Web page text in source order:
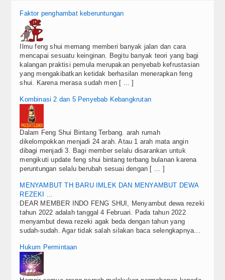
Faktor penghambat keberuntungan
Ilmu feng shui memang memberi banyak jalan dan cara
mencapai sesuatu keinginan. Begitu banyak teori yang bagi
kalangan praktisi pemula merupakan penyebab kefrustasian
yang mengakibatkan ketidak berhasilan menerapkan feng
shui. Karena merasa sudah men [ ... ]
Kombinasi 2 dan 5 Penyebab Kebangkrutan
Dalam Feng Shui Bintang Terbang. arah rumah
dikelompokkan menjadi 24 arah. Atau 1 arah mata angin
dibagi menjadi 3. Bagi member selalu disarankan untuk
mengikuti update feng shui bintang terbang bulanan karena
peruntungan selalu berubah sesuai dengan [ ... ]
MENYAMBUT TH BARU IMLEK DAN MENYAMBUT DEWA
REZEKI ...
DEAR MEMBER INDO FENG SHUI, Menyambut dewa rezeki
tahun 2022 adalah tanggal 4 Februari. Pada tahun 2022
menyambut dewa rezeki agak beda dengan tahun yang
sudah-sudah. Agar tidak salah silakan baca selengkapnya...
Hukum Permintaan